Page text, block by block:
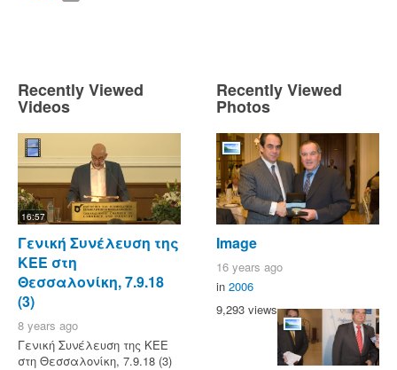
Recently Viewed
Videos
16:57
Γενική Συνέλευση της
ΚΕΕ στη
Θεσσαλονίκη, 7.9.18
(3)
8 years ago
Γενική Συνέλευση της ΚΕΕ
στη Θεσσαλονίκη, 7.9.18 (3)
Recently Viewed
Photos
Image
16 years ago
in 2006
9,293 views